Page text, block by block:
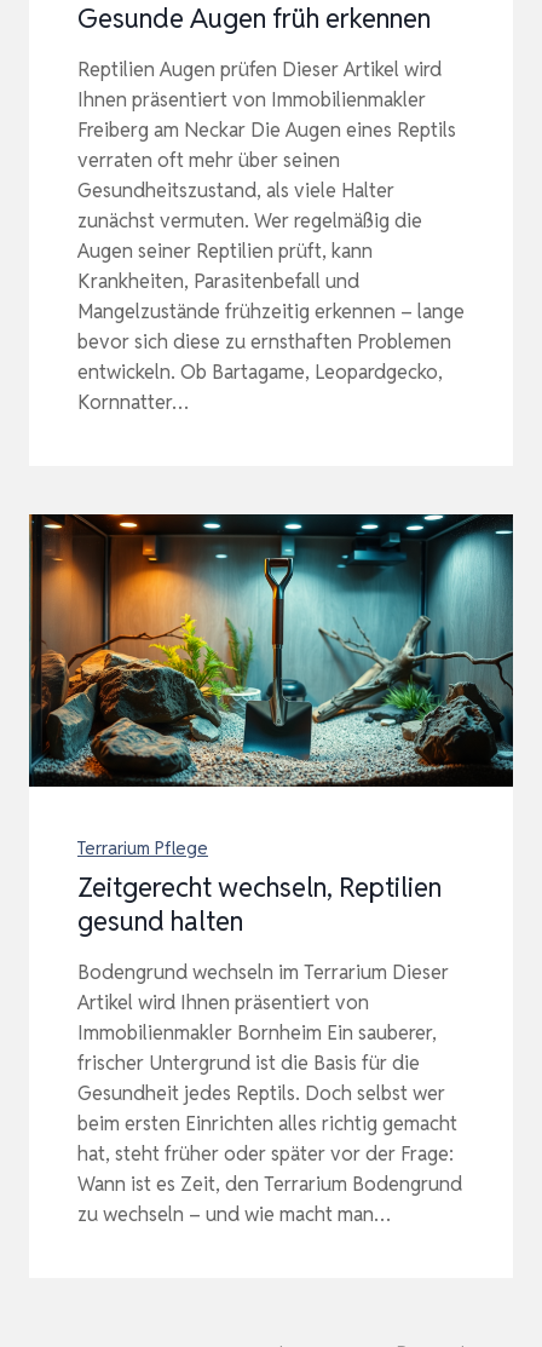
Gesunde Augen früh erkennen
Reptilien Augen prüfen Dieser Artikel wird
Ihnen präsentiert von Immobilienmakler
Freiberg am Neckar Die Augen eines Reptils
verraten oft mehr über seinen
Gesundheitszustand, als viele Halter
zunächst vermuten. Wer regelmäßig die
Augen seiner Reptilien prüft, kann
Krankheiten, Parasitenbefall und
Mangelzustände frühzeitig erkennen – lange
bevor sich diese zu ernsthaften Problemen
entwickeln. Ob Bartagame, Leopardgecko,
Kornnatter…
Terrarium Pflege
Zeitgerecht wechseln, Reptilien
gesund halten
Bodengrund wechseln im Terrarium Dieser
Artikel wird Ihnen präsentiert von
Immobilienmakler Bornheim Ein sauberer,
frischer Untergrund ist die Basis für die
Gesundheit jedes Reptils. Doch selbst wer
beim ersten Einrichten alles richtig gemacht
hat, steht früher oder später vor der Frage:
Wann ist es Zeit, den Terrarium Bodengrund
zu wechseln – und wie macht man…